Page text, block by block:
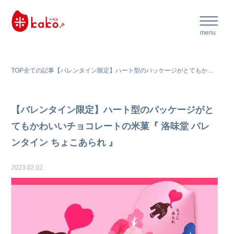
TOP全ての記事 【バレンタイン限定】ハート型のパッケージがとてもかわいいチョコレートの米菓『 洛味堂 バレンタイン ちょこあられ 』
【バレンタイン限定】ハート型のパッケージがと
てもかわいいチョコレートの米菓『 洛味堂 バレ
ンタイン ちょこあられ 』
2023.02.02